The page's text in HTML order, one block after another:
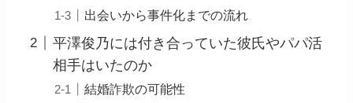
出会いから事件化までの流れ
平澤俊乃には付き合っていた彼氏やパパ活
相手はいたのか
結婚詐欺の可能性